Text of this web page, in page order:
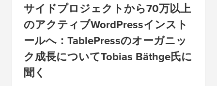
サイドプロジェクトから70万以上
のアクティブWordPressインスト
ールへ：TablePressのオーガニッ
ク成長についてTobias Bäthge氏に
聞く